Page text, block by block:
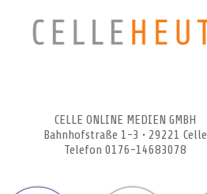
CELLE ONLINE MEDIEN GMBH
Bahnhofstraße 1-3 • 29221 Celle
Telefon 0176-14683078